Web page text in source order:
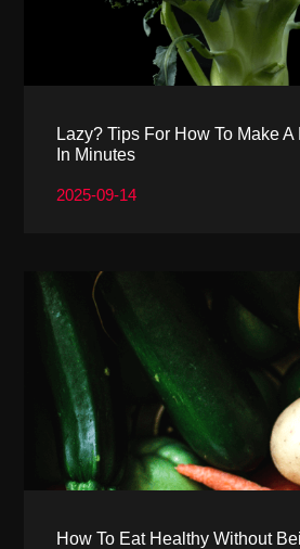
Lazy? Tips For How To Make
In Minutes
2025-09-14
How To Eat Healthy Without